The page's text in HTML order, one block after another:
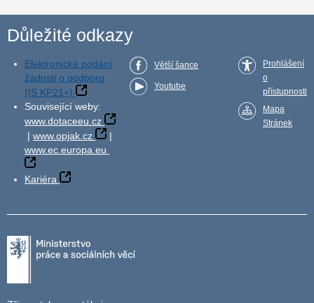
Důležité odkazy
Elektronické podání
žádosti o podporu
(IS KP21+)
Související weby:
www.dotaceeu.cz
| www.opjak.cz
|
www.ec.europa.eu
Kariéra
Větší šance
Youtube
Prohlášení
o
přístupnosti
Mapa
Stránek